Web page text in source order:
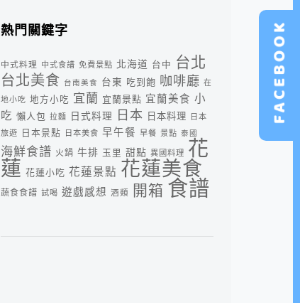
熱門關鍵字
中式料理 中式食譜 免費景點 北海道 台中 台北
台北美食 台南美食 台東 吃到飽 咖啡廳 在
地小吃 地方小吃 宜蘭 宜蘭景點 宜蘭美食 小
吃 懶人包 拉麵 日式料理 日本 日本料理
日本
旅遊
日本景點 日本美食 早午餐 早餐 景點 泰國
海鮮食譜 火鍋 牛排 玉里 甜點 異國料理 花
蓮 花蓮小吃 花蓮景點 花蓮美食
蔬食食譜 試喝 遊戲感想 酒類 開箱 食譜